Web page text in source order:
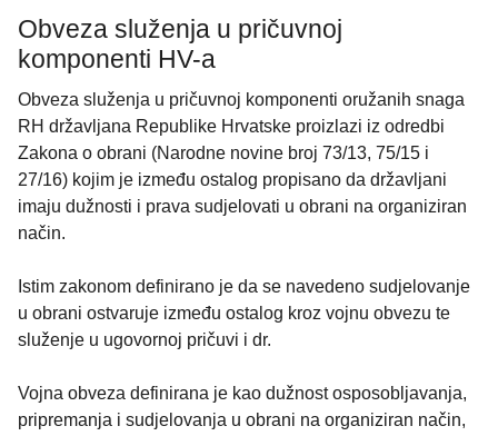
Obveza služenja u pričuvnoj
komponenti HV-a
Obveza služenja u pričuvnoj komponenti oružanih snaga
RH državljana Republike Hrvatske proizlazi iz odredbi
Zakona o obrani (Narodne novine broj 73/13, 75/15 i
27/16) kojim je između ostalog propisano da državljani
imaju dužnosti i prava sudjelovati u obrani na organiziran
način.
Istim zakonom definirano je da se navedeno sudjelovanje
u obrani ostvaruje između ostalog kroz vojnu obvezu te
služenje u ugovornoj pričuvi i dr.
Vojna obveza definirana je kao dužnost osposobljavanja,
pripremanja i sudjelovanja u obrani na organiziran način,